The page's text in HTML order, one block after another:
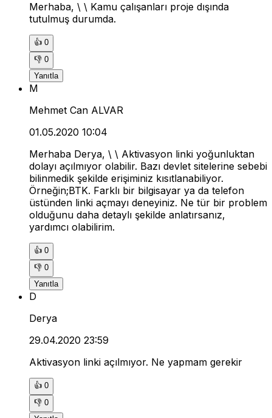
Merhaba, \ \ Kamu çalışanları proje dışında
tutulmuş durumda.
👍 0
👎 0
Yanıtla
M
Mehmet Can ALVAR
01.05.2020 10:04
Merhaba Derya, \ \ Aktivasyon linki yoğunluktan
dolayı açılmıyor olabilir. Bazı devlet sitelerine sebebi
bilinmedik şekilde erişiminiz kısıtlanabiliyor.
Örneğin;BTK. Farklı bir bilgisayar ya da telefon
üstünden linki açmayı deneyiniz. Ne tür bir problem
olduğunu daha detaylı şekilde anlatırsanız,
yardımcı olabilirim.
👍 0
👎 0
Yanıtla
D
Derya
29.04.2020 23:59
Aktivasyon linki açılmıyor. Ne yapmam gerekir
👍 0
👎 0